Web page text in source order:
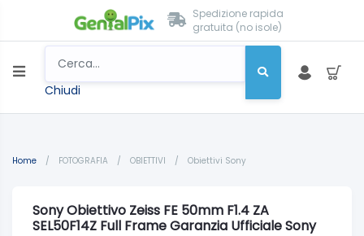
Spedizione rapida
gratuita (no isole)
Chiudi
Home / FOTOGRAFIA / OBIETTIVI / Obiettivi Sony
Sony Obiettivo Zeiss FE 50mm F1.4 ZA
SEL50F14Z Full Frame Garanzia Ufficiale Sony